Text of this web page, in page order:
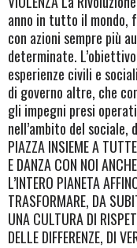
anno in tutto il mondo,
con azioni sempre più
determinate.
esperienze civili e
di governo altre, che
gli impegni presi
nell’ambito del sociale,
PIAZZA INSIEME A
E DANZA CON NOI
L’INTERO PIANETA
TRASFORMARE, DA
UNA CULTURA DI
DELLE DIFFERENZE, DI